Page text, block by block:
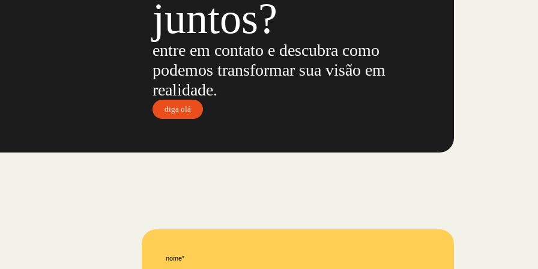
s
juntos?
entre em contato e descubra como
podemos transformar sua visão em
realidade.
diga olá
nome*